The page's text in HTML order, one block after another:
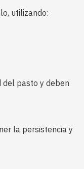
utilizando:
del pasto y deben
la persistencia y